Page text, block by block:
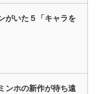
がいた５「キャラを
ンホの新作が待ち遠